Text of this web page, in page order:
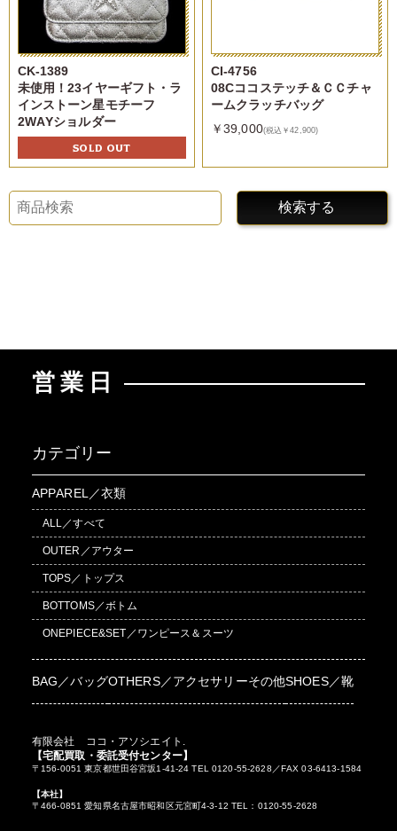
CK-1389
未使用！23イヤーギフト・ラ
インストーン星モチーフ
2WAYショルダー
SOLD OUT
CI-4756
08Cココステッチ＆ＣＣチャ
ームクラッチバッグ
￥39,000(税込￥42,900)
検索する
営業日
カテゴリー
APPAREL／衣類
ALL／すべて
OUTER／アウター
TOPS／トップス
BOTTOMS／ボトム
ONEPIECE&SET／ワンピース＆スーツ
BAG／バッグOTHERS／アクセサリーその他SHOES／靴
有限会社 ココ・アソシエイト.
【宅配買取・委託受付センター】
〒156-0051 東京都世田谷宮坂1-41-24 TEL 0120-55-2628／FAX 03-6413-1584
【本社】
〒466-0851 愛知県名古屋市昭和区元宮町4-3-12 TEL：0120-55-2628